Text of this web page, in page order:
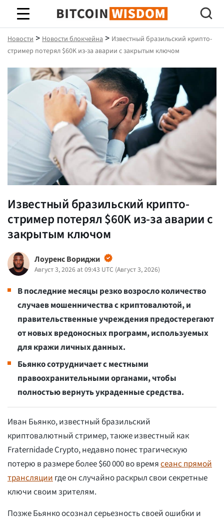
Биткойн Мудрость
Новости > Новости блокчейна > Известный бразильский крипто-
стример потерял $60K из-за аварии с закрытым ключом
Известный бразильский крипто-
стример потерял $60K из-за аварии с
закрытым ключом
Лоуренс Вориджи
Август 3, 2026 at 09:43 UTC (Август 3, 2026)
В последние месяцы резко возросло количество
случаев мошенничества с криптовалютой, и
правительственные учреждения предостерегают
от новых вредоносных программ, используемых
для кражи личных данных.
Бьянко сотрудничает с местными
правоохранительными органами, чтобы
полностью вернуть украденные средства.
Иван Бьянко, известный бразильский
криптовалютный стример, также известный как
Fraternidade Crypto, недавно понес трагическую
потерю в размере более $60 000 во времясеанс прямой
трансляциигде он случайно раскрыл свои секретные
ключи своим зрителям.
Позже Бьянко осознал серьезность своей ошибки и